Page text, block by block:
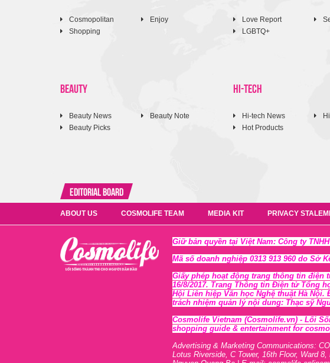
Cosmopolitan
Shopping
Enjoy
Love Report
LGBTQ+
BEAUTY
Beauty News
Beauty Picks
Beauty Note
HI-TECH
Hi-tech News
Hot Products
Editorial Board
ABOUT US COSMOLIFE TEAM MEDIA KIT PRIVACY
Giữ bản quyền tại Việt Nam: Công ty
Mã số doanh nghiệp 0313 913 960 do Sở
Giấy phép hoạt động trang thông tin điện
16/8/2017. Trang Thông tin Điện tử Tổng
Hội Liên hiệp Văn học Nghệ thuật Hà Nội.
trách nhiệm quản lý nội dung: Thạc sỹ
Cosmolife Vietnam (Cosmolife.vn) - Lối
shopping guide & entertainment for
Advertising & Marketing Communications:
Lotus Riverside, C Tower, 16th Floor, Ward 8,